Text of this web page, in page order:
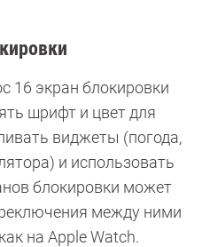
16 экран блокировки
шрифт и цвет для
виджеты (погода,
и использовать
блокировки может
между ними
на Apple Watch.